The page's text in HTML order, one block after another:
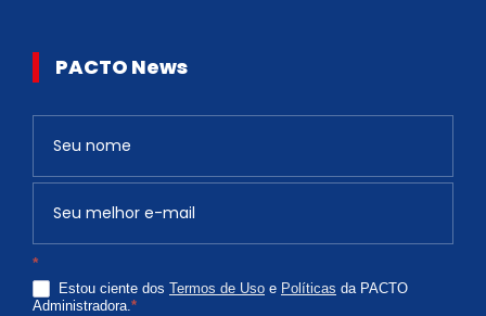
PACTO News
*
Estou ciente dos Termos de Uso e Políticas da PACTO
Administradora.*
v
ê